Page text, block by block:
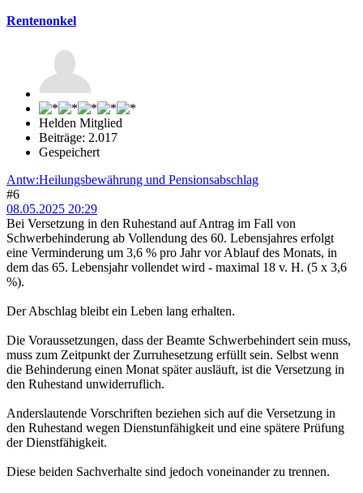
Rentenonkel
Helden Mitglied
Beiträge: 2.017
Gespeichert
Antw:Heilungsbewährung und Pensionsabschlag
#6
08.05.2025 20:29
Bei Versetzung in den Ruhestand auf Antrag im Fall von
Schwerbehinderung ab Vollendung des 60. Lebensjahres erfolgt
eine Verminderung um 3,6 % pro Jahr vor Ablauf des Monats, in
dem das 65. Lebensjahr vollendet wird - maximal 18 v. H. (5 x 3,6
%).
Der Abschlag bleibt ein Leben lang erhalten.
Die Voraussetzungen, dass der Beamte Schwerbehindert sein muss,
muss zum Zeitpunkt der Zurruhesetzung erfüllt sein. Selbst wenn
die Behinderung einen Monat später ausläuft, ist die Versetzung in
den Ruhestand unwiderruflich.
Anderslautende Vorschriften beziehen sich auf die Versetzung in
den Ruhestand wegen Dienstunfähigkeit und eine spätere Prüfung
der Dienstfähigkeit.
Diese beiden Sachverhalte sind jedoch voneinander zu trennen.